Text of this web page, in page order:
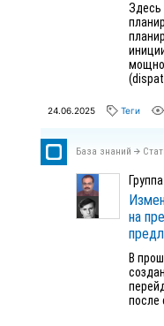
Здесь
24.06.2025 Теги
База знаний
на
В
после